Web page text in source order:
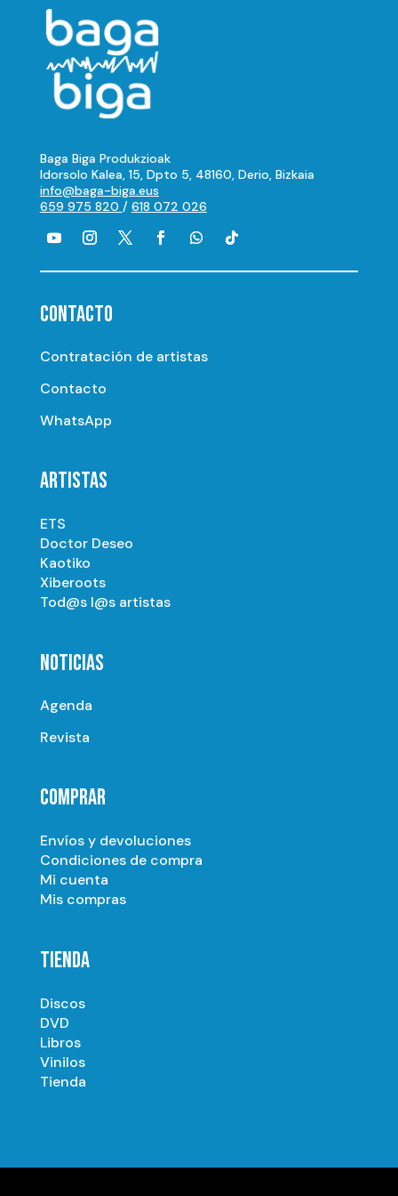
Baga Biga Produkzioak
Idorsolo Kalea, 15, Dpto 5, 48160, Derio, Bizkaia
info@baga-biga.eus
659 975 820 / 618 072 026
CONTACTO
Contratación de artistas
Contacto
WhatsApp
ARTISTAS
ETS
Doctor Deseo
Kaotiko
Xiberoots
Tod@s l@s artistas
NOTICIAS
Agenda
Revista
COMPRAR
Envíos y devoluciones
Condiciones de compra
Mi cuenta
Mis compras
TIENDA
Discos
DVD
Libros
Vinilos
Tienda